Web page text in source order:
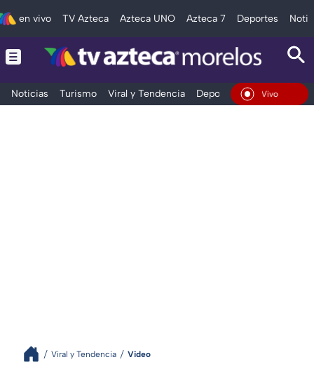
en vivo TV Azteca Azteca UNO Azteca 7 Deportes
Noticias Turismo Viral y Tendencia Deportes Espectáculos
En Vivo
Viral y Tendencia Video